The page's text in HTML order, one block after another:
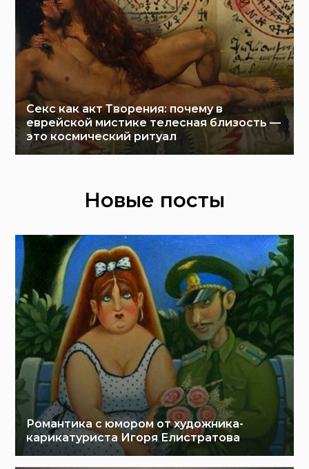
Секс как акт Творения: почему в
еврейской мистике телесная близость —
это космический ритуал
Новые посты
Романтика с юмором от художника-
карикатуриста Игоря Елистратова